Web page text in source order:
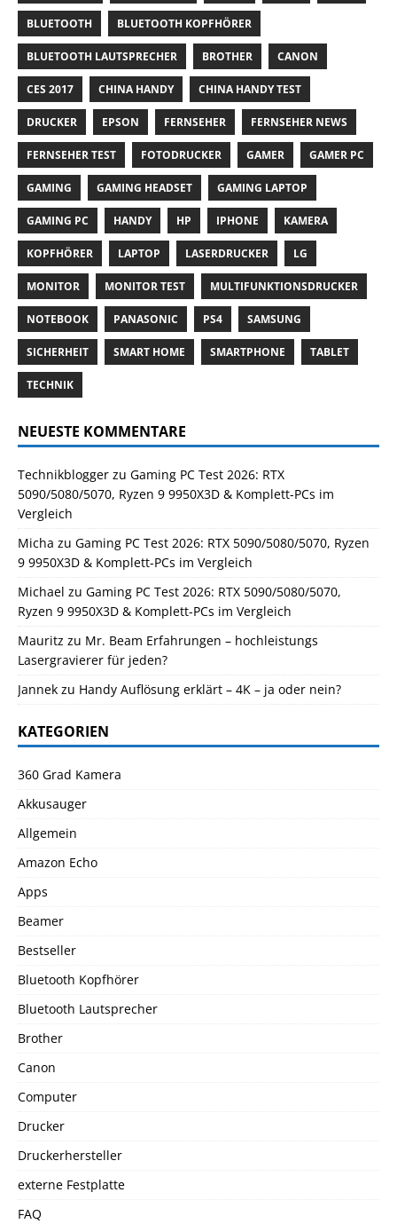
BLUETOOTH BLUETOOTH KOPFHÖRER
BLUETOOTH LAUTSPRECHER BROTHER CANON
CES 2017 CHINA HANDY CHINA HANDY TEST
DRUCKER EPSON FERNSEHER FERNSEHER NEWS
FERNSEHER TEST FOTODRUCKER GAMER GAMER PC
GAMING GAMING HEADSET GAMING LAPTOP
GAMING PC HANDY HP IPHONE KAMERA
KOPFHÖRER LAPTOP LASERDRUCKER LG
MONITOR MONITOR TEST MULTIFUNKTIONSDRUCKER
NOTEBOOK PANASONIC PS4 SAMSUNG
SICHERHEIT SMART HOME SMARTPHONE TABLET
TECHNIK
NEUESTE KOMMENTARE
Technikblogger zu Gaming PC Test 2026: RTX
5090/5080/5070, Ryzen 9 9950X3D & Komplett-PCs im
Vergleich
Micha zu Gaming PC Test 2026: RTX 5090/5080/5070, Ryzen
9 9950X3D & Komplett-PCs im Vergleich
Michael zu Gaming PC Test 2026: RTX 5090/5080/5070,
Ryzen 9 9950X3D & Komplett-PCs im Vergleich
Mauritz zu Mr. Beam Erfahrungen – hochleistungs
Lasergravierer für jeden?
Jannek zu Handy Auflösung erklärt – 4K – ja oder nein?
KATEGORIEN
360 Grad Kamera
Akkusauger
Allgemein
Amazon Echo
Apps
Beamer
Bestseller
Bluetooth Kopfhörer
Bluetooth Lautsprecher
Brother
Canon
Computer
Drucker
Druckerhersteller
externe Festplatte
FAQ